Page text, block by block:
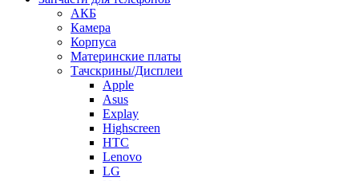
АКБ
Камера
Корпуса
Материнские платы
Тачскрины/Дисплеи
Apple
Asus
Explay
Highscreen
HTC
Lenovo
LG